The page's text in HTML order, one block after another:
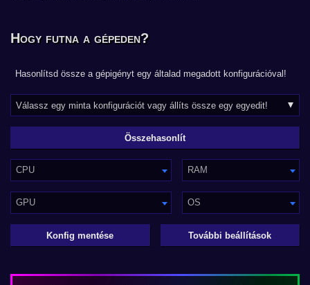
Hogy futna a gépeden?
Hasonlítsd össze a gépigényt egy általad megadott konfigurációval!
CPU RAM
GPU OS
Konfig mentése További beállítások